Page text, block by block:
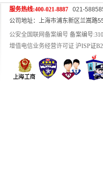
服务热线:400-021-8887
021-
公司地址：上海市浦东新区兰嵩路
公安全国联网备案编号 备案编号
增值电信业务经营许可证 沪ISP证